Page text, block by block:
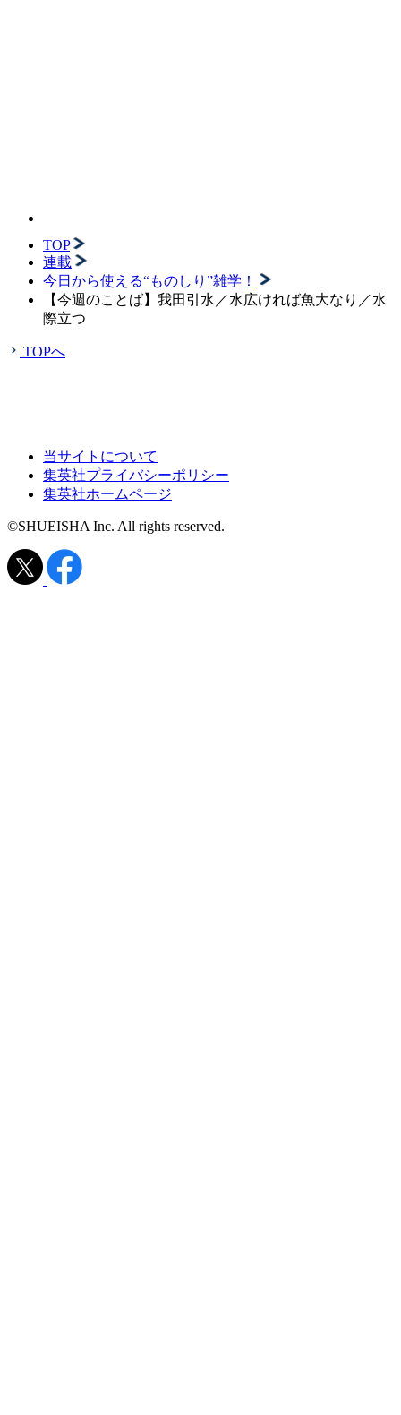
TOP
連載
今日から使える“ものしり”雑学！
【今週のことば】我田引水／水広ければ魚大なり／水
際立つ
TOPへ
当サイトについて
集英社プライバシーポリシー
集英社ホームページ
©SHUEISHA Inc. All rights reserved.